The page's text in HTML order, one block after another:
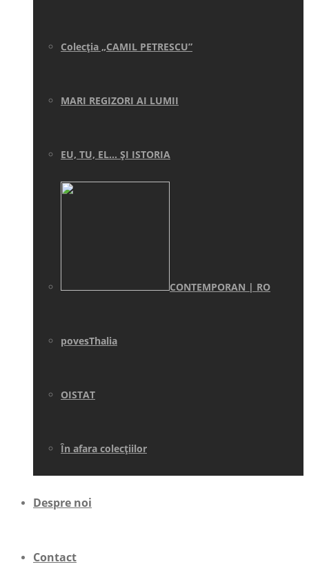
Colecţia „CAMIL PETRESCU”
MARI REGIZORI AI LUMII
EU, TU, EL… ŞI ISTORIA
CONTEMPORAN | RO
povesThalia
OISTAT
În afara colecţiilor
Despre noi
Contact